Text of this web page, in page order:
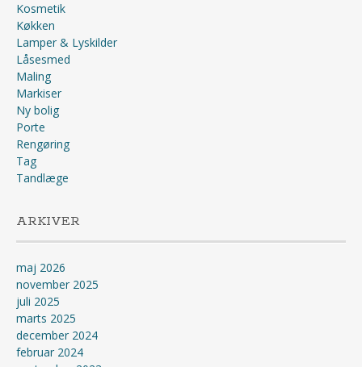
Kosmetik
Køkken
Lamper & Lyskilder
Låsesmed
Maling
Markiser
Ny bolig
Porte
Rengøring
Tag
Tandlæge
ARKIVER
maj 2026
november 2025
juli 2025
marts 2025
december 2024
februar 2024